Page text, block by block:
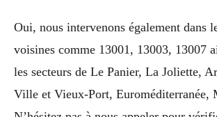
Oui, nous intervenons également dans
voisines comme 13001, 13003, 13007
les secteurs de Le Panier, La Joliette,
Ville et Vieux-Port, Euroméditerranée,